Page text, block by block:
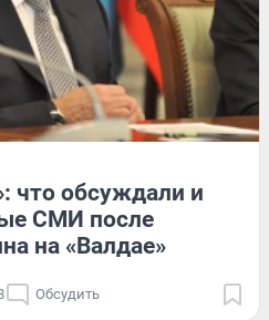
что обсуждали и
СМИ после
на «Валдае»
Обсудить